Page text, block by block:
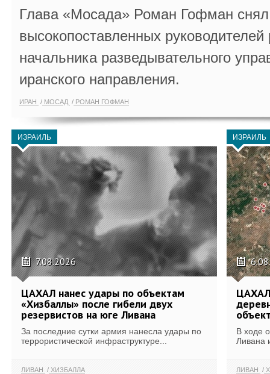
Глава «Мосада» Роман Гофман снял
высокопоставленных
начальника разведывательного
иранского направления.
ИРАН МОСАД РОМАН ГОФМАН
ИЗРАИЛЬ
7.08.2026
ЦАХАЛ нанес удары по объектам
«Хизбаллы» после гибели двух
резервистов на юге Ливана
За последние сутки армия нанесла удары по
террористической инфраструктуре...
ЛИВАН ХИЗБАЛЛА
ИЗРАИЛЬ
В ходе
Ливана
ЛИВАН